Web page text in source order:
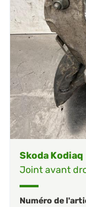
Skoda Kodiaq
Joint avant
Numéro de